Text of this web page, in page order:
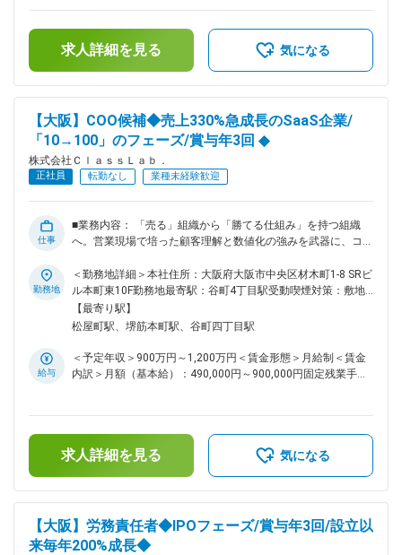
業務も含みます。 ■業務の面白さ・やりがい 1. 「自分のメデ
ィア」を育てている実感 誰かが決めたことをこなすのではな
く、どんな記事が必要か、どうすればもっと読まれるかを自分
で考えて実行できます。自分の書いた言葉が、数万人のお客様
2. 「2人目」だからこその自由度とチャンス 決まったルールは
まだありません。ライティングのルールや編集の進め方など、
あなたが「こっちの方がいい」と思うやり方が、そのまま会社
のスタンダードになります。1人目の先輩と協力しながら、新
しい部署の文化を創っていく面白さがあります。 3. キャリア
の幅がぐんと広がる 記事を書くスキルはもちろん、メディア
ー」の枠を超えて、市場価値の高いプロフェッショナルを目指
せます。 ■魅力： ・新生活に特化したブランド展開メディア
・月40本の記事制作を通じて幅広いライティング経験を積め
る ・数値分析から課題立案まで戦略的な業務に携われる ・各
部署に裁量が委ねられており、しがらみなく自由度高く業務を
進められる ■業務委託パートナーとの連携やディレクション経
＞※経験・能力を考慮し、決定します。上記予定年収は支給予
定の賞与含めた金額となっております。■昇給 年1回■賞与 年3
回（3月・7月・11月／昨年度実績：2～5ヶ月分）■モデル年
であり、選考を通じて上下する可能性があります。月給(月額)
は固定手当を含めた表記です。
求人詳細を見る 気になる
【大阪】COO候補◆売上330%急成長のSaaS企業/
「10→100」のフェーズ/賞与年3回 ◆
株式会社ＣｌａｓｓＬａｂ．
正社員 転勤なし 業種未経験歓迎
仕事
■業務内容： 「売る」組織から「勝てる仕組み」を持つ組織
へ。営業現場で培った顧客理解と数値化の強みを武器に、コー
を牽引していただきます。 ◇営業ロジックに基づくKPI設計と
実行：単なる数値管理に留まらず、営業経験者ならではの視点
で「どの指標が成果に直結するか」を分析し、売上330％成長
をさらに加速させる戦略を立案・実行します。 ◇テクノロジー
人的になりがちな営業・応対品質を平準化。テクノロジーを駆
使して「勝てる組織」への変革を主導します。 ■ポジションの
せるフェーズです。組織が急成長する瞬間に立ち会う得難い実
績と経験が得られます。 ◇経営の中核事業を支える圧倒的な裁
量： 現場の意思決定から全社的な組織変革まで、幅広い領域
で実権を持って動いていただきます。 ◇最先端のITリテラシー
スを主導することで、次世代型のCOOとしてのキャリアを強
固なものにします。 ■当社について 2,500社の基盤 × 売上
330％成長！インフラの常識を塗り替える。 引越し時の電気・
ガス・水道などのライフライン手続き代行を主軸に、設立わず
勤務地
＜勤務地詳細＞本社住所：大阪府大阪市中央区材木町1-8 SRビ
ル本町東10F勤務地最寄駅：谷町4丁目駅受動喫煙対策：敷地
内喫煙可能場所あり変更の範囲：会社の定める事業所
【最寄り駅】
松屋町駅、堺筋本町駅、谷町四丁目駅
給与
＜予定年収＞900万円～1,200万円＜賃金形態＞月給制＜賃金
内訳＞月額（基本給）：490,000円～900,000円固定残業手当/
有＜給与補足＞※経験・能力を考慮し、決定します。上記予定
年収は支給予定の賞与含めた金額となっております。■昇給 年
1回■賞与 年3回（3月・7月・11月／昨年度実績：2～5ヶ月
る可能性があります。月給(月額)は固定手当を含めた表記で
す。
求人詳細を見る 気になる
【大阪】労務責任者◆IPOフェーズ/賞与年3回/設立以
来毎年200%成長◆